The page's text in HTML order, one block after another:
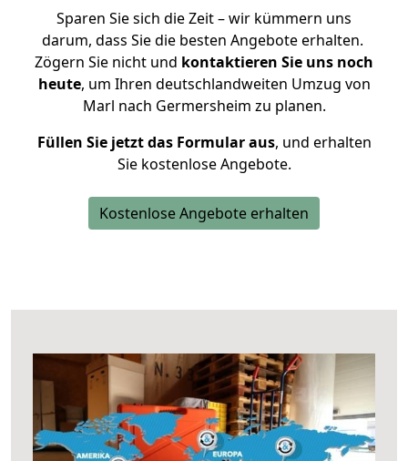
Sparen Sie sich die Zeit – wir kümmern uns
darum, dass Sie die besten Angebote erhalten.
Zögern Sie nicht und kontaktieren Sie uns noch
heute, um Ihren deutschlandweiten Umzug von
Marl nach Germersheim zu planen.
Füllen Sie jetzt das Formular aus, und erhalten
Sie kostenlose Angebote.
Kostenlose Angebote erhalten